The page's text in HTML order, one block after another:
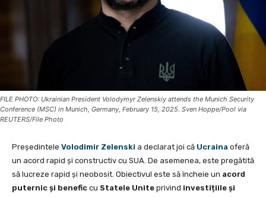
FILE PHOTO: Ukrainian President Volodymyr Zelenskiy attends the Munich Security
Conference (MSC) in Munich, Germany, February 15, 2025. Sven Hoppe/Pool via
REUTERS/File Photo
Președintele Volodimir Zelenski a declarat joi că Ucraina oferă
un acord rapid și constructiv cu SUA. De asemenea, este pregătită
să lucreze rapid și neobosit. Obiectivul este să încheie un acord
puternic și benefic cu Statele Unite privind investițiile și